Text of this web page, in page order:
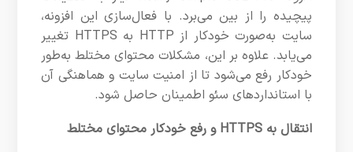
پیچیده را از بین می‌برد. با فعال‌سازی این افزونه،
سایت به‌صورت خودکار از HTTP به HTTPS تغییر
می‌یابد. علاوه بر این، مشکلات محتوای مختلط به‌طور
خودکار رفع می‌شود تا از امنیت سایت و هماهنگی آن
با استانداردهای سئو اطمینان حاصل شود.
انتقال به HTTPS و رفع خودکار محتوای مختلط